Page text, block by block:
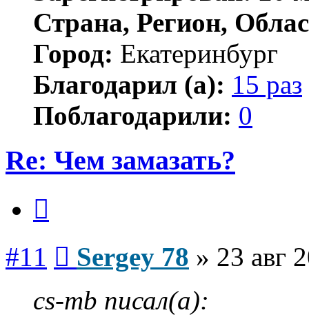
Страна, Регион,
Город: Екатеринбург
Благодарил (а): 15 раз
Поблагодарили: 0
Re: Чем замазать?
#11 Sergey 78 » 23 авг
cs-mb писал(а):